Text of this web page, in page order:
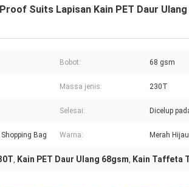
Suits Lapisan Kain PET Daur Ulang
Bobot: 68 gsm
Massa jenis: 230T
Selesai: Dicelup
Bag Warna: Merah
, Kain PET Daur Ulang 68gsm, Kain Taffeta